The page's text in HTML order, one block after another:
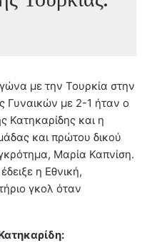
με την Τουρκία στην
Γυναικών με 2-1 ήταν ο
Κατηκαρίδης και η
και πρώτου δικού
Μαρία Καπνίση.
η Εθνική,
γκολ όταν